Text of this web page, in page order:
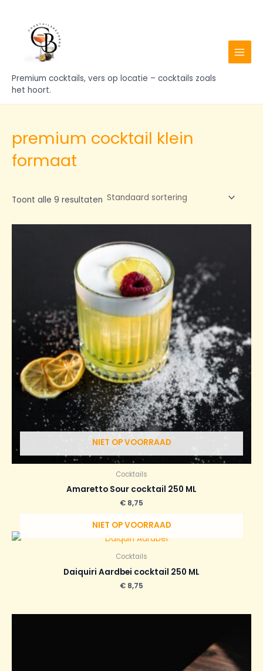
Premium cocktails, vers op locatie – cocktails zoals
het hoort.
premium cocktail klein
formaat
Toont alle 9 resultaten
NIET OP VOORRAAD
Cocktails
Amaretto Sour cocktail 250 ML
€ 8,75
NIET OP VOORRAAD
Cocktails
Daiquiri Aardbei cocktail 250 ML
€ 8,75